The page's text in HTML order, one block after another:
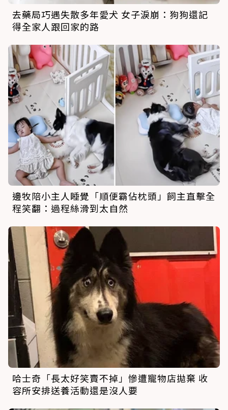
去藥局巧遇失散多年愛犬 女子淚崩：狗狗還記
得全家人跟回家的路
邊牧陪小主人睡覺「順便霸佔枕頭」飼主直擊全
程笑翻：過程絲滑到太自然
哈士奇「長太好笑賣不掉」慘遭寵物店拋棄 收
容所安排送養活動還是沒人要